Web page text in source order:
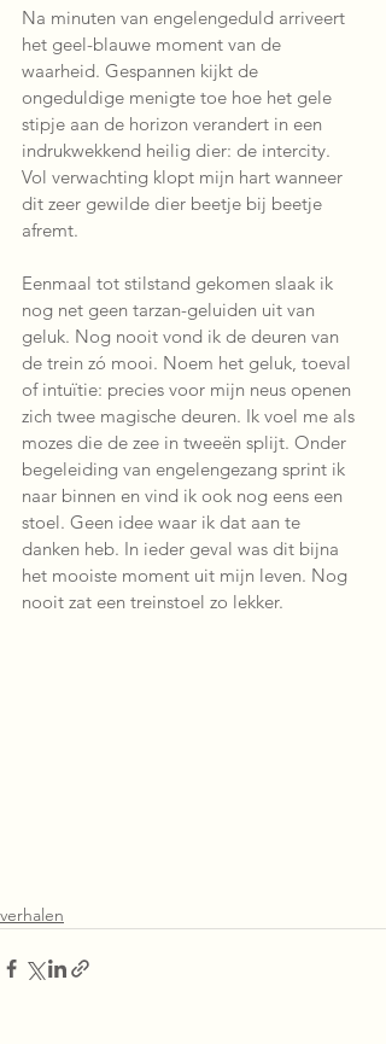
Na minuten van engelengeduld arriveert
het geel-blauwe moment van de
waarheid. Gespannen kijkt de
ongeduldige menigte toe hoe het gele
stipje aan de horizon verandert in een
indrukwekkend heilig dier: de intercity.
Vol verwachting klopt mijn hart wanneer
dit zeer gewilde dier beetje bij beetje
afremt.
Eenmaal tot stilstand gekomen slaak ik
nog net geen tarzan-geluiden uit van
geluk. Nog nooit vond ik de deuren van
de trein zó mooi. Noem het geluk, toeval
of intuïtie: precies voor mijn neus openen
zich twee magische deuren. Ik voel me als
mozes die de zee in tweeën splijt. Onder
begeleiding van engelengezang sprint ik
naar binnen en vind ik ook nog eens een
stoel. Geen idee waar ik dat aan te
danken heb. In ieder geval was dit bijna
het mooiste moment uit mijn leven. Nog
nooit zat een treinstoel zo lekker.
verhalen